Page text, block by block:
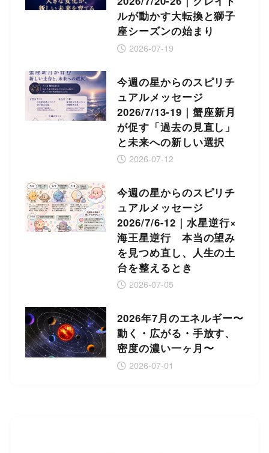
ルが動かす大転換と獅子
座シーズンの始まり
2026-07-19
今週の星からのスピリチ
ュアルメッセージ
2026/7/13-19｜蟹座新月
が促す「過去の見直し」
と未来への新しい選択
2026-07-12
今週の星からのスピリチ
ュアルメッセージ
2026/7/6-12｜水星逆行×
海王星逆行 本当の望み
を見つめ直し、人生の土
台を整えるとき
2026-07-05
2026年7月のエネルギー〜
動く・広がる・手放す、
密度の濃い一ヶ月〜
2026-07-01